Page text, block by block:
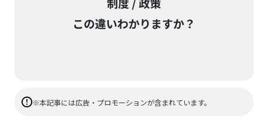
※本記事には広告・プロモーションが含まれています。